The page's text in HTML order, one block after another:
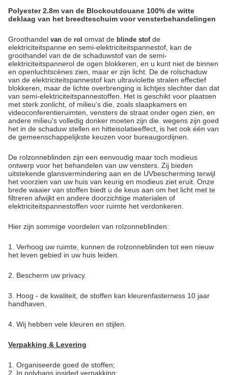
Polyester 2.8m van de Blockoutdouane 100% de witte
deklaag van het breedteschuim voor vensterbehandelingen
Groothandel van de rol omvat de blinde stof de
elektriciteitspanne en semi-elektriciteitspannestof, kan de
groothandel van de de schaduwstof van de semi-
elektriciteitspannerol de ogen blokkeren, en u kunt niet de binnen
en openluchtscènes zien, maar er zijn licht. De de rolschaduw
van de elektriciteitspannestof kan ultraviolette stralen effectief
blokkeren, maar de lichte overbrenging is lichtjes slechter dan dat
van semi-elektriciteitspannestoffen. Het is geschikt voor plaatsen
met sterk zonlicht, of milieu's die, zoals slaapkamers en
videoconferentieruimten, vensters de straat onder ogen zien, en
andere milieu's volledig donker moeten zijn die. wegens zijn goed
het in de schaduw stellen en hitteisolatieeffect, is het ook één van
de gemeenschappelijkste keuzen voor bureaugordijnen.
De rolzonneblinden zijn een eenvoudig maar toch modieus
ontwerp voor het behandelen van uw vensters. Zij bieden
uitstekende glansvermindering aan en de UVbescherming terwijl
het voorzien van uw huis van keurig en modieus ziet eruit. Onze
brede waaier van stoffen biedt u de keus aan om het licht met te
filtreren afwijkt en andere doorzichtige materialen of
elektriciteitspannestoffen voor ruimte het verdonkeren.
Hier zijn sommige voordelen van rolzonneblinden:
1. Verhoog uw ruimte, kunnen de rolzonneblinden tot een nieuw
het leven gebied in uw huis leiden.
2. Bescherm uw privacy.
3. Hoog - de kwaliteit, de stoffen kan kleurenfasterness 10 jaar
handhaven.
4. Wij hebben vele kleuren en stijlen.
Verpakking & Levering
1. Organiseerde goed de stoffen;
2. In polybags insided verpakking;